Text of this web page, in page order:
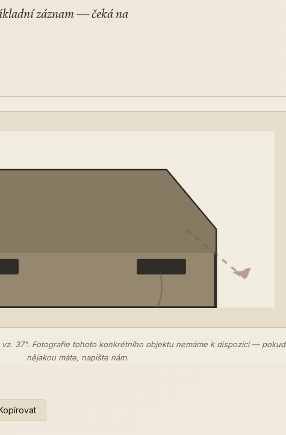
záznam — čeká na
vz. 37". Fotografie tohoto konkrétního objektu nemáme k dispozici — pokud
nějakou máte, napište nám.